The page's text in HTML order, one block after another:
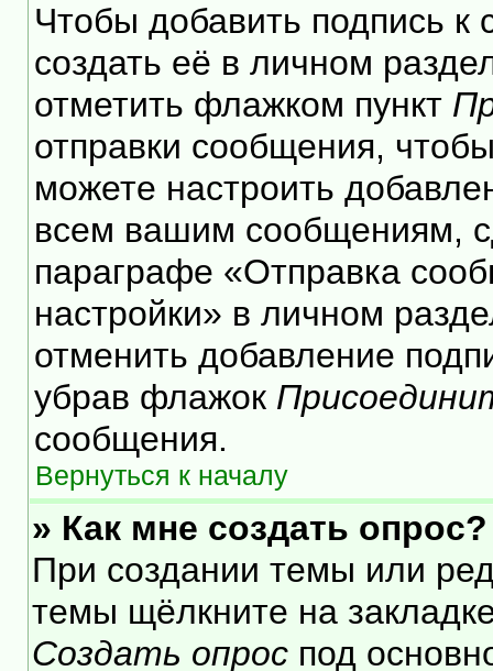
Чтобы добавить подпись
создать её в личном
отметить флажком пункт
отправки сообщения,
можете настроить
всем вашим сообщениям,
параграфе «Отправка
настройки» в личном
отменить добавление
убрав флажок
сообщения.
Вернуться к началу
» Как мне создать опрос?
При создании темы или
темы щёлкните на
Создать опрос под